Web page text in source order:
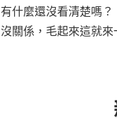
有什麼還沒看清楚嗎？
沒關係，毛起來這就